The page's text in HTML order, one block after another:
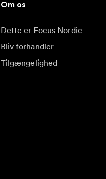
Om os
Dette er Focus Nordic
Bliv forhandler
Tilgængelighed